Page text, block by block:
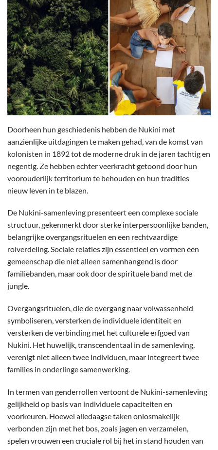
Doorheen hun geschiedenis hebben de Nukini met
aanzienlijke uitdagingen te maken gehad, van de komst van
kolonisten in 1892 tot de moderne druk in de jaren tachtig en
negentig. Ze hebben echter veerkracht getoond door hun
voorouderlijk territorium te behouden en hun tradities
nieuw leven in te blazen.
De Nukini-samenleving presenteert een complexe sociale
structuur, gekenmerkt door sterke interpersoonlijke banden,
belangrijke overgangsrituelen en een rechtvaardige
rolverdeling. Sociale relaties zijn essentieel en vormen een
gemeenschap die niet alleen samenhangend is door
familiebanden, maar ook door de spirituele band met de
jungle.
Overgangsrituelen, die de overgang naar volwassenheid
symboliseren, versterken de individuele identiteit en
versterken de verbinding met het culturele erfgoed van
Nukini. Het huwelijk, transcendentaal in de samenleving,
verenigt niet alleen twee individuen, maar integreert twee
families in onderlinge samenwerking.
In termen van genderrollen vertoont de Nukini-samenleving
gelijkheid op basis van individuele capaciteiten en
voorkeuren. Hoewel alledaagse taken onlosmakelijk
verbonden zijn met het bos, zoals jagen en verzamelen,
spelen vrouwen een cruciale rol bij het in stand houden van